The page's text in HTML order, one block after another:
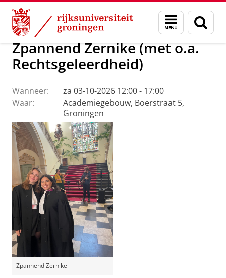
Skip
Content
Skip
Navigation
Menu
en
zoeken
Over ons Agenda
Zpannend Zernike (met o.a.
Rechtsgeleerdheid)
Wanneer:
za 03-10-2026 12:00 - 17:00
Waar:
Academiegebouw, Boerstraat 5,
Groningen
Zpannend Zernike